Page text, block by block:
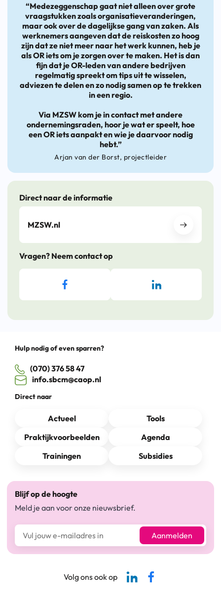
“Medezeggenschap gaat niet alleen over grote
vraagstukken zoals organisatieveranderingen,
maar ook over de dagelijkse gang van zaken. Als
werknemers aangeven dat de reiskosten zo hoog
zijn dat ze niet meer naar het werk kunnen, heb je
als OR iets om je zorgen over te maken. Het is dan
fijn dat je OR-leden van andere bedrijven
regelmatig spreekt om tips uit te wisselen,
adviezen te delen en zo nodig samen op te trekken
in een regio.
Via MZSW kom je in contact met andere
ondernemingsraden, hoor je wat er speelt, hoe
een OR iets aanpakt en wie je daarvoor nodig
hebt.”
Arjan van der Borst, projectleider
Direct naar de informatie
MZSW.nl
Vragen? Neem contact op
Hulp nodig of even sparren?
(070) 376 58 47
info.sbcm@caop.nl
Direct naar
Actueel
Tools
Praktijkvoorbeelden
Agenda
Trainingen
Subsidies
Blijf op de hoogte
Meld je aan voor onze nieuwsbrief.
E-mailadres* Aanmelden
Volg ons ook op
Linkedin-pagina SBCM
Facebook SBCM